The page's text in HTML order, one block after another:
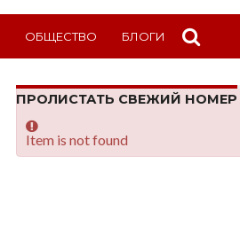
ОБЩЕСТВО БЛОГИ
ПРОЛИСТАТЬ СВЕЖИЙ НОМЕР
Item is not found